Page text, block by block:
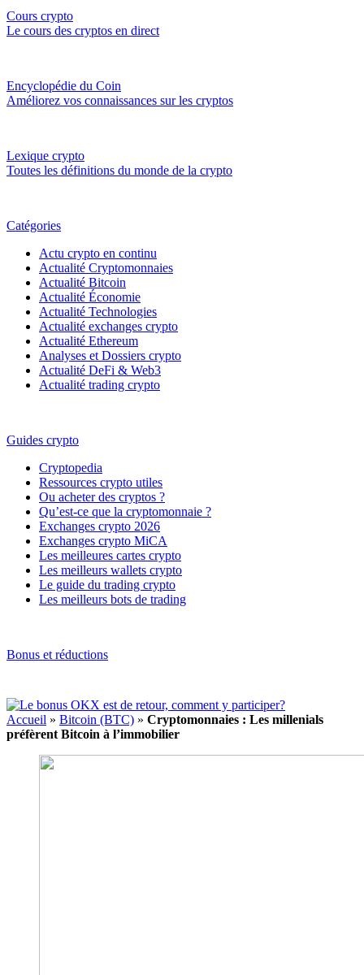
Cours crypto
Le cours des cryptos en direct
Encyclopédie du Coin
Améliorez vos connaissances sur les cryptos
Lexique crypto
Toutes les définitions du monde de la crypto
Catégories
Actu crypto en continu
Actualité Cryptomonnaies
Actualité Bitcoin
Actualité Économie
Actualité Technologies
Actualité exchanges crypto
Actualité Ethereum
Analyses et Dossiers crypto
Actualité DeFi & Web3
Actualité trading crypto
Guides crypto
Cryptopedia
Ressources crypto utiles
Ou acheter des cryptos ?
Qu’est-ce que la cryptomonnaie ?
Exchanges crypto 2026
Exchanges crypto MiCA
Les meilleures cartes crypto
Les meilleurs wallets crypto
Le guide du trading crypto
Les meilleurs bots de trading
Bonus et réductions
Accueil » Bitcoin (BTC) » Cryptomonnaies : Les millenials
préfèrent Bitcoin à l’immobilier